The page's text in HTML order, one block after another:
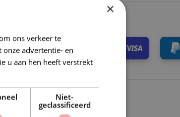
Delen:
×
ons verkeer te
advertentie- en
u aan hen heeft verstrekt
Niet-
geclassificeerd